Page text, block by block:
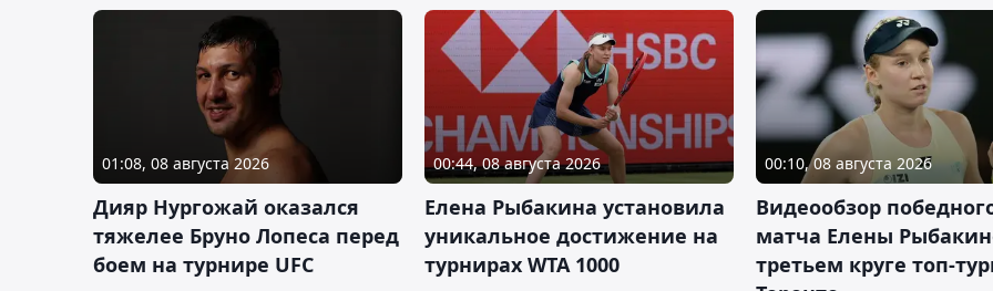
01:08, 08 августа 2026
Дияр Нургожай оказался
тяжелее Бруно Лопеса перед
боем на турнире UFC
00:44, 08 августа 2026
Елена Рыбакина установила
уникальное достижение на
турнирах WTA 1000
00:10, 08 августа 2026
Видеообзор
матча Елены
третьем круге топ-